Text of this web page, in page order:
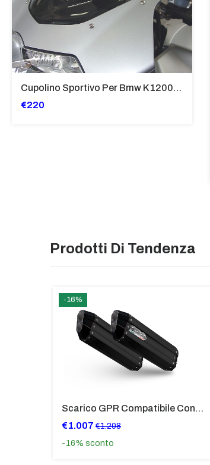
Cupolino Sportivo Per Bmw K 1200 R Sport 2005-07 TRASPARENTE - Sc967-T
€220
Prodotti Di Tendenza
-16%
Scarico GPR Compatibile Con Bmw K 1600 Gt 2017-2021 - Hyper Sonic Black Titanium
€1.007 €1.208
-16% sconto